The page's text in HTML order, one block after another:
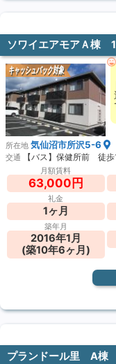
ソワイエアモアＡ棟
キャッシュバック対象
所在地 気仙沼市所沢5-6
交通 【バス】保健所前 徒歩
月額賃料
63,000円
礼金
1ヶ月
築年月
2016年1月
(築10年6ヶ月)
プランドール里 A棟